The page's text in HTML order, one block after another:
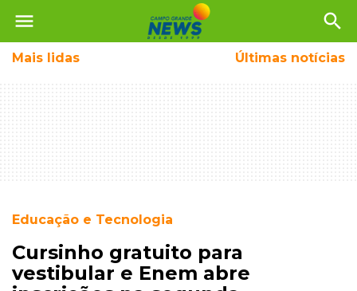
menu search
Mais lidas Últimas notícias
Educação e Tecnologia
Cursinho gratuito para
vestibular e Enem abre